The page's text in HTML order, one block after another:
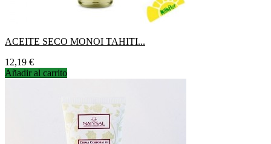
ACEITE SECO MONOI TAHITI...
Precio
12,19 €
Añadir al carrito